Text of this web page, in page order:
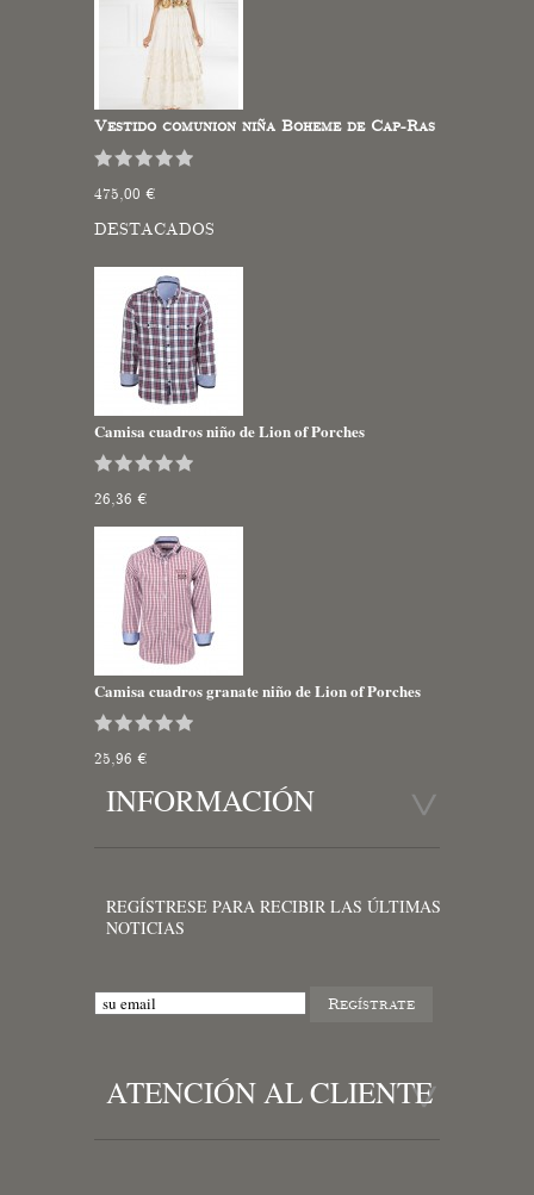
Vestido comunion niña Boheme de Cap-Ras
475,00 €
DESTACADOS
Camisa cuadros niño de Lion of Porches
26,36 €
Camisa cuadros granate niño de Lion of Porches
25,96 €
INFORMACIÓN
REGÍSTRESE PARA RECIBIR LAS ÚLTIMAS
NOTICIAS
ATENCIÓN AL CLIENTE